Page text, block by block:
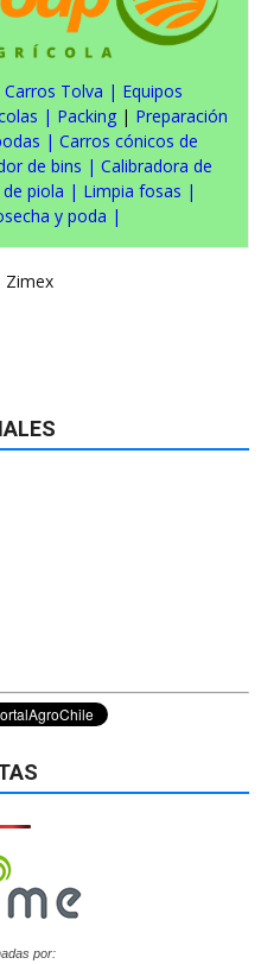
Carros Tolva | Equipos
| Packing | Preparación
| Carros cónicos de
de bins | Calibradora de
piola | Limpia fosas |
y poda |
por: